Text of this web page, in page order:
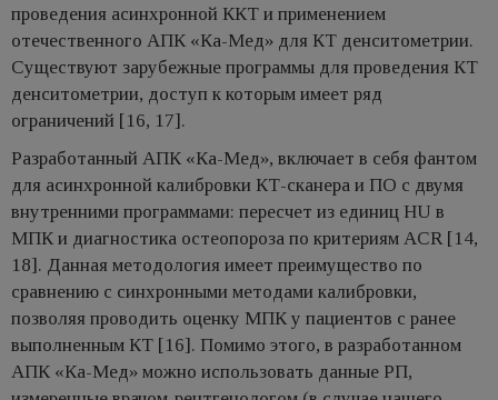
проведения асинхронной ККТ и применением
отечественного АПК «Ка-Мед» для КТ денситометрии.
Существуют зарубежные программы для проведения КТ
денситометрии, доступ к которым имеет ряд
ограничений [16, 17].
Разработанный АПК «Ка-Мед», включает в себя фантом
для асинхронной калибровки КТ-сканера и ПО с двумя
внутренними программами: пересчет из единиц HU в
МПК и диагностика остеопороза по критериям ACR [14,
18]. Данная методология имеет преимущество по
сравнению с синхронными методами калибровки,
позволяя проводить оценку МПК у пациентов с ранее
выполненным КТ [16]. Помимо этого, в разработанном
АПК «Ка-Мед» можно использовать данные РП,